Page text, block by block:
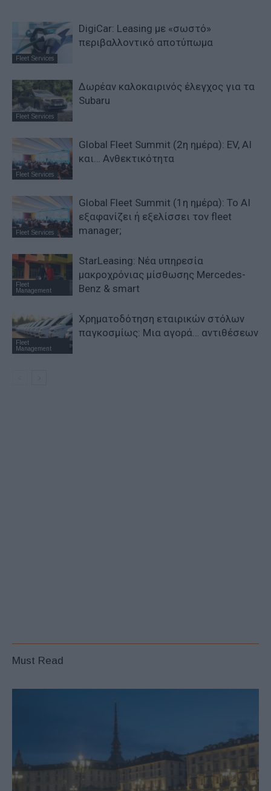
Fleet Services
DigiCar: Leasing με «σωστό»
περιβαλλοντικό αποτύπωμα
Fleet Services
Δωρέαν καλοκαιρινός έλεγχος για τα
Subaru
Fleet Services
Global Fleet Summit (2η ημέρα): EV, AI
και… Ανθεκτικότητα
Fleet Services
Global Fleet Summit (1η ημέρα): Το ΑΙ
εξαφανίζει ή εξελίσσει τον fleet
manager;
Fleet
Management
StarLeasing: Νέα υπηρεσία
μακροχρόνιας μίσθωσης Mercedes-
Benz & smart
Fleet
Management
Χρηματοδότηση εταιρικών στόλων
παγκοσμίως: Μια αγορά… αντιθέσεων
Must Read